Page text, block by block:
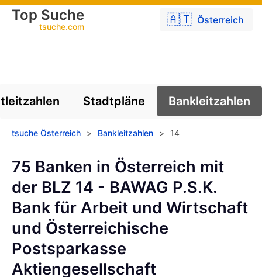
🇦🇹 Österreich
Top Suche
tsuche.com
Stadtpläne Bankleitzahlen
tsuche Österreich > Bankleitzahlen > 14
75 Banken in Österreich mit
der BLZ 14 - BAWAG P.S.K.
Bank für Arbeit und Wirtschaft
und Österreichische
Postsparkasse
Aktiengesellschaft